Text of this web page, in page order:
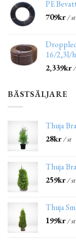
PE
709kr/ st
16/2,3l/
2,339kr/
BÄSTSÄLJARE
Thuja
28kr/ st
Thuja
259kr/ st
Thuja
199kr/ st